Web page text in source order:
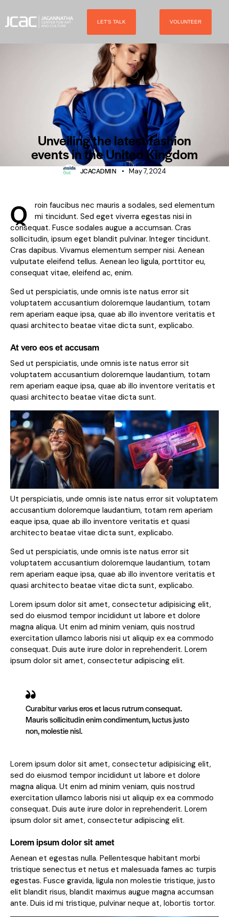
LET'S TALK VOLUNTEER
FASHION
Unveiling the latest fashion
events in the United Kingdom
JCACADMIN May 7, 2024
Q
roin faucibus nec mauris a sodales, sed elementum
mi tincidunt. Sed eget viverra egestas nisi in
consequat. Fusce sodales augue a accumsan. Cras
sollicitudin, ipsum eget blandit pulvinar. Integer tincidunt.
Cras dapibus. Vivamus elementum semper nisi. Aenean
vulputate eleifend tellus. Aenean leo ligula, porttitor eu,
consequat vitae, eleifend ac, enim.
Sed ut perspiciatis, unde omnis iste natus error sit
voluptatem accusantium doloremque laudantium, totam
rem aperiam eaque ipsa, quae ab illo inventore veritatis et
quasi architecto beatae vitae dicta sunt, explicabo.
At vero eos et accusam
Sed ut perspiciatis, unde omnis iste natus error sit
voluptatem accusantium doloremque laudantium, totam
rem aperiam eaque ipsa, quae ab illo inventore veritatis et
quasi architecto beatae vitae dicta sunt.
Ut perspiciatis, unde omnis iste natus error sit voluptatem
accusantium doloremque laudantium, totam rem aperiam
eaque ipsa, quae ab illo inventore veritatis et quasi
architecto beatae vitae dicta sunt, explicabo.
Sed ut perspiciatis, unde omnis iste natus error sit
voluptatem accusantium doloremque laudantium, totam
rem aperiam eaque ipsa, quae ab illo inventore veritatis et
quasi architecto beatae vitae dicta sunt, explicabo.
Lorem ipsum dolor sit amet, consectetur adipisicing elit,
sed do eiusmod tempor incididunt ut labore et dolore
magna aliqua. Ut enim ad minim veniam, quis nostrud
exercitation ullamco laboris nisi ut aliquip ex ea commodo
consequat. Duis aute irure dolor in reprehenderit. Lorem
ipsum dolor sit amet, consectetur adipiscing elit.
Curabitur varius eros et lacus rutrum consequat.
Mauris sollicitudin enim condimentum, luctus justo
non, molestie nisl.
Lorem ipsum dolor sit amet, consectetur adipisicing elit,
sed do eiusmod tempor incididunt ut labore et dolore
magna aliqua. Ut enim ad minim veniam, quis nostrud
exercitation ullamco laboris nisi ut aliquip ex ea commodo
consequat. Duis aute irure dolor in reprehenderit. Lorem
ipsum dolor sit amet, consectetur adipiscing elit.
Lorem ipsum dolor sit amet
Aenean et egestas nulla. Pellentesque habitant morbi
tristique senectus et netus et malesuada fames ac turpis
egestas. Fusce gravida, ligula non molestie tristique, justo
elit blandit risus, blandit maximus augue magna accumsan
ante. Duis id mi tristique, pulvinar neque at, lobortis tortor.